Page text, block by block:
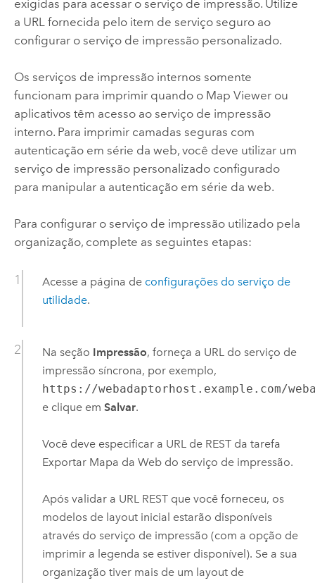
exigidas para acessar o serviço de impressão. Utilize
a URL fornecida pelo item de serviço seguro ao
configurar o serviço de impressão personalizado.
Os serviços de impressão internos somente
funcionam para imprimir quando o Map Viewerou
aplicativos têm acesso ao serviço de impressão
interno. Para imprimir camadas seguras com
autenticação em série da web, você deve utilizar um
serviço de impressão personalizado configurado
para manipular a autenticação em série da web.
Para configurar o serviço de impressão utilizado pela
organização, complete as seguintes etapas:
Acesse a página de configurações do serviço de
utilidade.
Na seção Impressão, forneça a URL do serviço de
impressão síncrona, por exemplo,
https://webadaptorhost.example.com/
e clique em Salvar.
Você deve especificar a URL de REST da tarefa
Exportar Mapa da Web do serviço de impressão.
Após validar a URL REST que você forneceu, os
modelos de layout inicial estarão disponíveis
através do serviço de impressão (com a opção de
imprimir a legenda se estiver disponível). Se a sua
organização tiver mais de um layout de